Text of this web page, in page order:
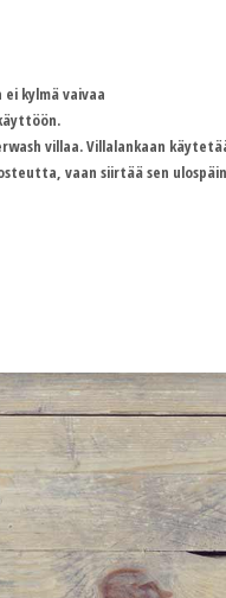
kylmä vaivaa
villaa. Villalankaan
vaan siirtää sen